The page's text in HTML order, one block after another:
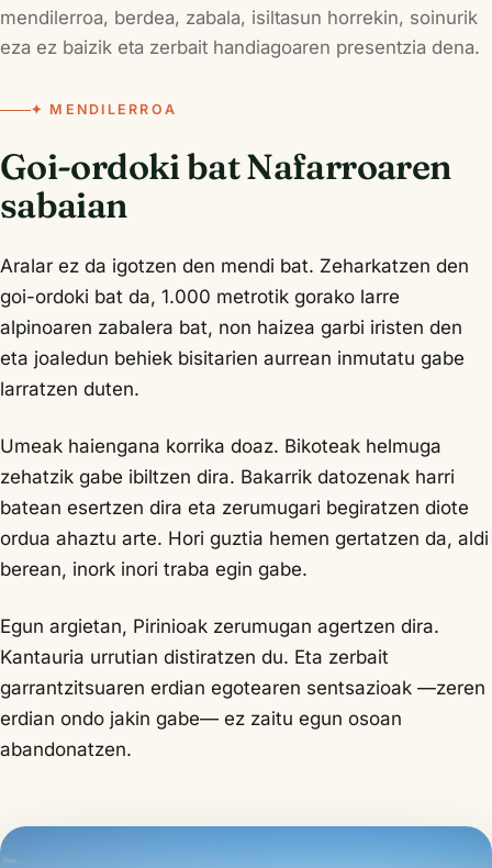
mendilerroa, berdea, zabala, isiltasun horrekin, soinurik
eza ez baizik eta zerbait handiagoaren presentzia dena.
✦ MENDILERROA
Goi-ordoki bat Nafarroaren
sabaian
Aralar ez da igotzen den mendi bat. Zeharkatzen den
goi-ordoki bat da, 1.000 metrotik gorako larre
alpinoaren zabalera bat, non haizea garbi iristen den
eta joaledun behiek bisitarien aurrean inmutatu gabe
larratzen duten.
Umeak haiengana korrika doaz. Bikoteak helmuga
zehatzik gabe ibiltzen dira. Bakarrik datozenak harri
batean esertzen dira eta zerumugari begiratzen diote
ordua ahaztu arte. Hori guztia hemen gertatzen da, aldi
berean, inork inori traba egin gabe.
Egun argietan, Pirinioak zerumugan agertzen dira.
Kantauria urrutian distiratzen du. Eta zerbait
garrantzitsuaren erdian egotearen sentsazioak —zeren
erdian ondo jakin gabe— ez zaitu egun osoan
abandonatzen.